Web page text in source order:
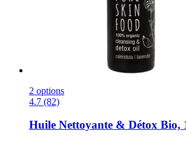
2 options
4.7 (82)
Huile Nettoyante & Détox Bio,